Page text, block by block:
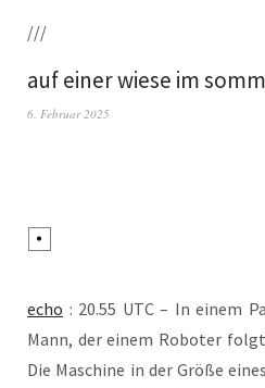
///
auf einer wiese im
6. Februar 2025
echo : 20.55 UTC – In einem
Mann, der einem Robo­ter
Die Maschi­ne in der Grö­ße